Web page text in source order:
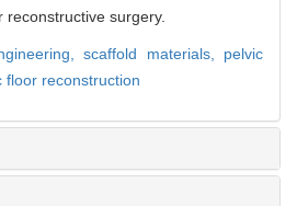
surgery.
scaffold materials, pelvic
floor reconstruction